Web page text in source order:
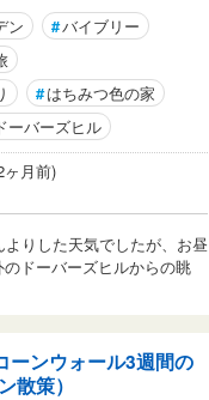
ン #バイブリー
#はちみつ色の家
ーバーズヒル
月前)
りした天気でしたが、お昼
ドーバーズヒルからの眺
ーンウォール3週間の
散策）